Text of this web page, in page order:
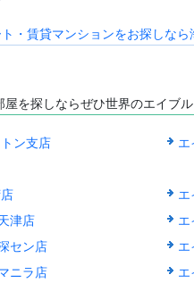
・賃貸マンションをお探しな
を探しならぜひ世界のエイブ
ン支店
津店
セン店
ニラ店